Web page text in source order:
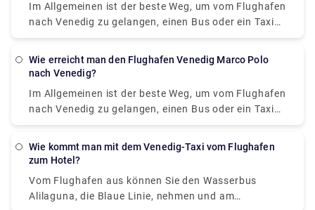
Im Allgemeinen ist der beste Weg, um vom Flughafen
nach Venedig zu gelangen, einen Bus oder ein Taxi
vom Flughafen zum Piazzale Roma zu nehmen und
den Alilaguna Water Bus direkt vom Flughafen und
Unterkunft aus.
Wie erreicht man den Flughafen Venedig Marco Polo
nach Venedig?
Im Allgemeinen ist der beste Weg, um vom Flughafen
nach Venedig zu gelangen, einen Bus oder ein Taxi
vom Flughafen zum Piazzale Roma zu nehmen und
den Alilaguna Water Bus direkt vom Flughafen und
Unterkunft aus.
Wie kommt man mit dem Venedig-Taxi vom Flughafen
zum Hotel?
Vom Flughafen aus können Sie den Wasserbus
Alilaguna, die Blaue Linie, nehmen und am